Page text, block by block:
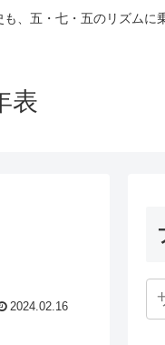
、五・七・五のリズムに
表
2024.02.16